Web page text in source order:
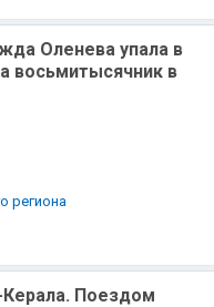
Оленева упала в
восьмитысячник в
региона
Поездом